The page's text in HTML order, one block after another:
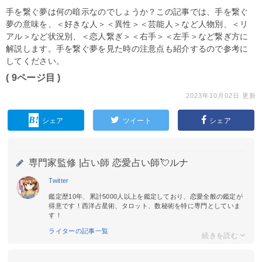
手を繋ぐ夢は何の暗示なのでしょうか？この記事では、手を繋ぐ
夢の意味を、＜好きな人＞＜異性＞＜芸能人＞など人物別、＜リ
アル＞など状況別、＜恋人繋ぎ＞＜右手＞＜左手＞など繋ぎ方に
解説します。手を繋ぐ夢を見た時の注意点も紹介するので参考に
してください。
( 9ページ目 )
2023年10月02日 更新
シェア ツイート シェア
専門家監修 | 占い師 恋愛占い師💘ルナ
Twitter
鑑定歴10年、累計5000人以上を鑑定しており、恋愛全般の鑑定が
得意です！西洋占星術、タロット、数秘術を特に専門としていま
す！
ライターの記事一覧